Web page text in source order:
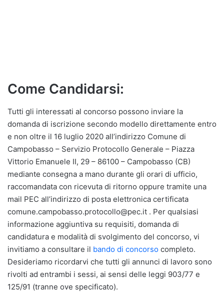
Come Candidarsi:
Tutti gli interessati al concorso possono inviare la
domanda di iscrizione secondo modello direttamente entro
e non oltre il 16 luglio 2020 all’indirizzo Comune di
Campobasso – Servizio Protocollo Generale – Piazza
Vittorio Emanuele II, 29 – 86100 – Campobasso (CB)
mediante consegna a mano durante gli orari di ufficio,
raccomandata con ricevuta di ritorno oppure tramite una
mail PEC all’indirizzo di posta elettronica certificata
comune.campobasso.protocollo@pec.it . Per qualsiasi
informazione aggiuntiva su requisiti, domanda di
candidatura e modalità di svolgimento del concorso, vi
invitiamo a consultare il bando di concorso completo.
Desideriamo ricordarvi che tutti gli annunci di lavoro sono
rivolti ad entrambi i sessi, ai sensi delle leggi 903/77 e
125/91 (tranne ove specificato).